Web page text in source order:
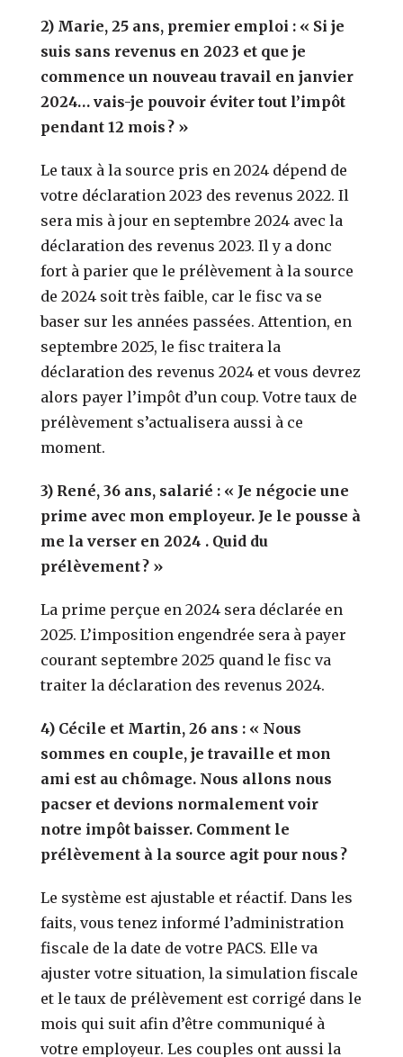
2) Marie, 25 ans, premier emploi : « Si je
suis sans revenus en 2023 et que je
commence un nouveau travail en janvier
2024… vais-je pouvoir éviter tout l’impôt
pendant 12 mois ? »
Le taux à la source pris en 2024 dépend de
votre déclaration 2023 des revenus 2022. Il
sera mis à jour en septembre 2024 avec la
déclaration des revenus 2023. Il y a donc
fort à parier que le prélèvement à la source
de 2024 soit très faible, car le fisc va se
baser sur les années passées. Attention, en
septembre 2025, le fisc traitera la
déclaration des revenus 2024 et vous devrez
alors payer l’impôt d’un coup. Votre taux de
prélèvement s’actualisera aussi à ce
moment.
3) René, 36 ans, salarié : « Je négocie une
prime avec mon employeur. Je le pousse à
me la verser en 2024 . Quid du
prélèvement ? »
La prime perçue en 2024 sera déclarée en
2025. L’imposition engendrée sera à payer
courant septembre 2025 quand le fisc va
traiter la déclaration des revenus 2024.
4) Cécile et Martin, 26 ans : « Nous
sommes en couple, je travaille et mon
ami est au chômage. Nous allons nous
pacser et devions normalement voir
notre impôt baisser. Comment le
prélèvement à la source agit pour nous ?
Le système est ajustable et réactif. Dans les
faits, vous tenez informé l’administration
fiscale de la date de votre PACS. Elle va
ajuster votre situation, la simulation fiscale
et le taux de prélèvement est corrigé dans le
mois qui suit afin d’être communiqué à
votre employeur. Les couples ont aussi la